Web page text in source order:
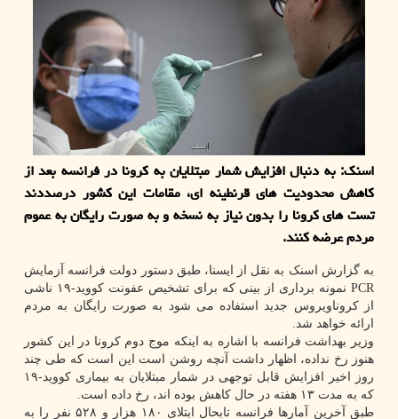
اسنك: به دنبال افزایش شمار مبتلایان به كرونا در فرانسه بعد از
كاهش محدودیت های قرنطینه ای، مقامات این كشور درصددند
تست های كرونا را بدون نیاز به نسخه و به صورت رایگان به عموم
مردم عرضه كنند.
به گزارش اسنک به نقل از ایسنا، طبق دستور دولت فرانسه آزمایش
PCR نمونه برداری از بینی که برای تشخیص عفونت کووید-۱۹ ناشی
از کروناویروس جدید استفاده می شود به صورت رایگان به مردم
ارائه خواهد شد.
وزیر بهداشت فرانسه با اشاره به اینکه موج دوم کرونا در این کشور
هنوز رخ نداده، اظهار داشت آنچه روشن است این است که طی چند
روز اخیر افزایش قابل توجهی در شمار مبتلایان به بیماری کووید-۱۹
که به مدت ۱۳ هفته در حال کاهش بوده اند، رخ داده است.
طبق آخرین آمارها فرانسه تابحال ابتلای ۱۸۰ هزار و ۵۲۸ نفر را به